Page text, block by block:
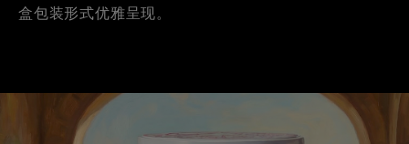
盒包装形式优雅呈现。